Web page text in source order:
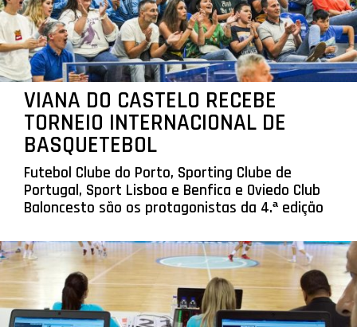
VIANA DO CASTELO RECEBE
TORNEIO INTERNACIONAL DE
BASQUETEBOL
Futebol Clube do Porto, Sporting Clube de
Portugal, Sport Lisboa e Benfica e Oviedo Club
Baloncesto são os protagonistas da 4.ª edição